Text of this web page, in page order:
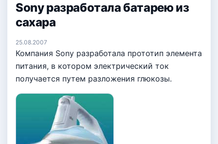
Sony разработала батарею из
сахара
25.08.2007
Компания Sony разработала прототип элемента
питания, в котором электрический ток
получается путем разложения глюкозы.